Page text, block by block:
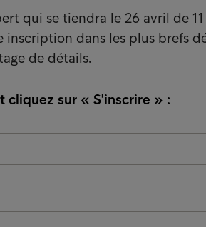
qui se tiendra le 26 avril de
inscription dans les plus brefs
de détails.
cliquez sur « S'inscrire » :